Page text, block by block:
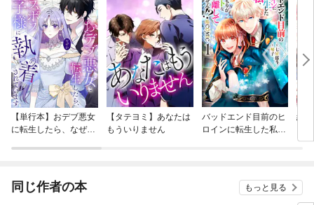
【単行本】おデブ悪女
に転生したら、なぜか
【タテヨミ】あなたは
もういりません
バッドエンド目前のヒ
ロインに転生した私、
結
同じ作者の本 もっと見る